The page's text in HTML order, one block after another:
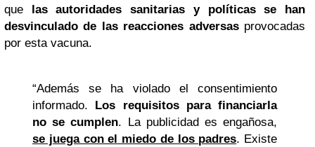
que las autoridades sanitarias y políticas se han
desvinculado de las reacciones adversasprovocadas
por esta vacuna.
“Además se ha violado el consentimiento
informado. Los requisitos para financiarla
no se cumplen. La publicidad es engañosa,
se juega con el miedo de los padres. Existe